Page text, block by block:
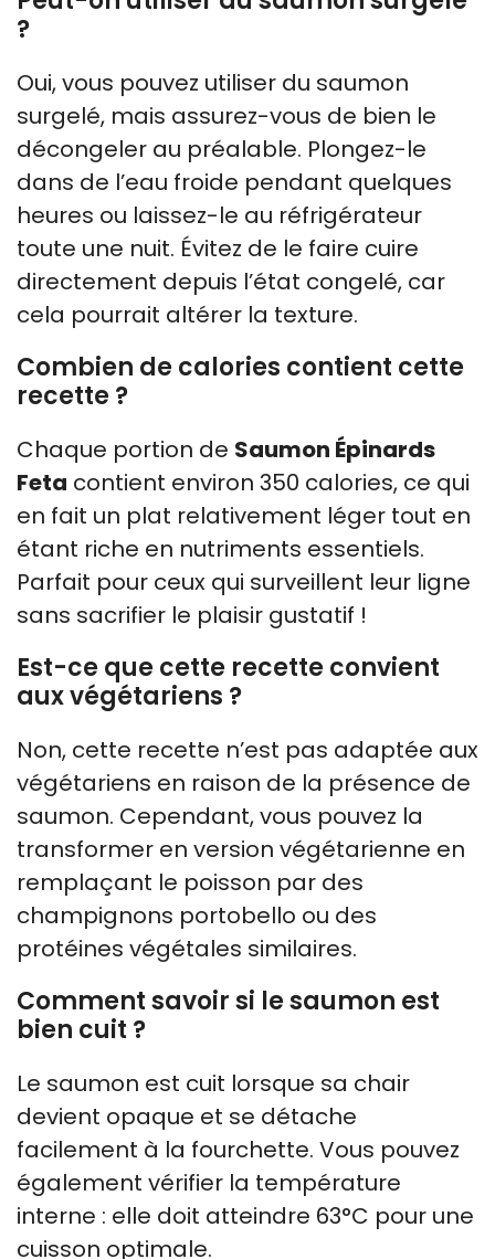
?
Oui, vous pouvez utiliser du saumon
surgelé, mais assurez-vous de bien le
décongeler au préalable. Plongez-le
dans de l’eau froide pendant quelques
heures ou laissez-le au réfrigérateur
toute une nuit. Évitez de le faire cuire
directement depuis l’état congelé, car
cela pourrait altérer la texture.
Combien de calories contient cette
recette ?
Chaque portion de Saumon Épinards
Feta contient environ 350 calories, ce qui
en fait un plat relativement léger tout en
étant riche en nutriments essentiels.
Parfait pour ceux qui surveillent leur ligne
sans sacrifier le plaisir gustatif !
Est-ce que cette recette convient
aux végétariens ?
Non, cette recette n’est pas adaptée aux
végétariens en raison de la présence de
saumon. Cependant, vous pouvez la
transformer en version végétarienne en
remplaçant le poisson par des
champignons portobello ou des
protéines végétales similaires.
Comment savoir si le saumon est
bien cuit ?
Le saumon est cuit lorsque sa chair
devient opaque et se détache
facilement à la fourchette. Vous pouvez
également vérifier la température
interne : elle doit atteindre 63°C pour une
cuisson optimale.